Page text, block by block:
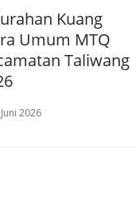
Kuang
Umum MTQ
Taliwang
2026